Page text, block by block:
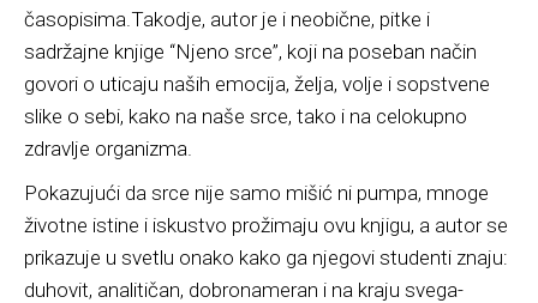
časopisima.Takodje, autor je i neobične, pitke i
sadržajne knjige “Njeno srce”, koji na poseban način
govori o uticaju naših emocija, želja, volje i sopstvene
slike o sebi, kako na naše srce, tako i na celokupno
zdravlje organizma.
Pokazujući da srce nije samo mišić ni pumpa, mnoge
životne istine i iskustvo prožimaju ovu knjigu, a autor se
prikazuje u svetlu onako kako ga njegovi studenti znaju:
duhovit, analitičan, dobronameran i na kraju svega-